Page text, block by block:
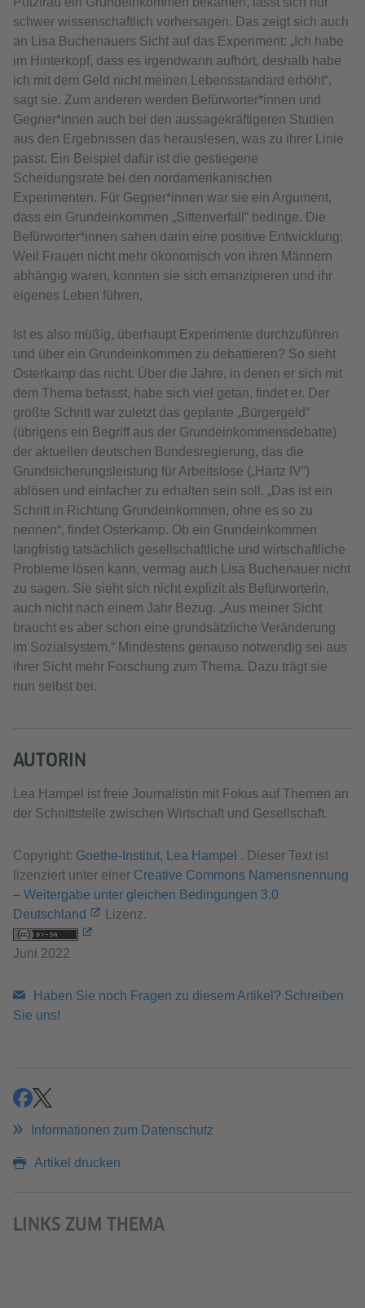
schwer wissenschaftlich vorhersagen. Das zeigt sich auch
an Lisa Buchenauers Sicht auf das Experiment: „Ich habe
im Hinterkopf, dass es irgendwann aufhört, deshalb habe
ich mit dem Geld nicht meinen Lebensstandard erhöht“,
sagt sie. Zum anderen werden Befürworter*innen und
Gegner*innen auch bei den aussagekräftigeren Studien
aus den Ergebnissen das herauslesen, was zu ihrer Linie
passt. Ein Beispiel dafür ist die gestiegene
Scheidungsrate bei den nordamerikanischen
Experimenten. Für Gegner*innen war sie ein Argument,
dass ein Grundeinkommen „Sittenverfall“ bedinge. Die
Befürworter*innen sahen darin eine positive Entwicklung:
Weil Frauen nicht mehr ökonomisch von ihren Männern
abhängig waren, konnten sie sich emanzipieren und ihr
eigenes Leben führen.
Ist es also müßig, überhaupt Experimente durchzuführen
und über ein Grundeinkommen zu debattieren? So sieht
Osterkamp das nicht. Über die Jahre, in denen er sich mit
dem Thema befasst, habe sich viel getan, findet er. Der
größte Schritt war zuletzt das geplante „Bürgergeld“
(übrigens ein Begriff aus der Grundeinkommensdebatte)
der aktuellen deutschen Bundesregierung, das die
Grundsicherungsleistung für Arbeitslose („Hartz IV“)
ablösen und einfacher zu erhalten sein soll. „Das ist ein
Schritt in Richtung Grundeinkommen, ohne es so zu
nennen“, findet Osterkamp. Ob ein Grundeinkommen
langfristig tatsächlich gesellschaftliche und wirtschaftliche
Probleme lösen kann, vermag auch Lisa Buchenauer nicht
zu sagen. Sie sieht sich nicht explizit als Befürworterin,
auch nicht nach einem Jahr Bezug. „Aus meiner Sicht
braucht es aber schon eine grundsätzliche Veränderung
im Sozialsystem.“ Mindestens genauso notwendig sei aus
ihrer Sicht mehr Forschung zum Thema. Dazu trägt sie
nun selbst bei.
AUTORIN
Lea Hampel ist freie Journalistin mit Fokus auf Themen an
der Schnittstelle zwischen Wirtschaft und Gesellschaft.
Copyright: Goethe-Institut, Lea Hampel . Dieser Text ist
lizenziert unter einer Creative Commons Namensnennung
– Weitergabe unter gleichen Bedingungen 3.0
Deutschland
Lizenz.
Juni 2022
Haben Sie noch Fragen zu diesem Artikel? Schreiben
Sie uns!
teilenteilen
Informationen zum Datenschutz
Artikel drucken
LINKS ZUM THEMA